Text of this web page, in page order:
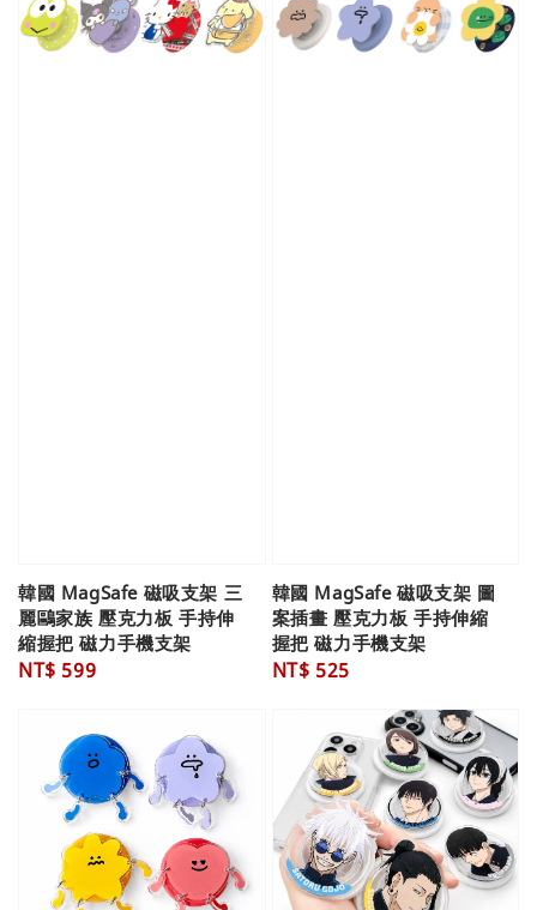
韓國 MagSafe 磁吸支架 三
麗鷗家族 壓克力板 手持伸
縮握把 磁力手機支架
Regular
NT$ 599
韓國 MagSafe 磁吸支架 圖
案插畫 壓克力板 手持伸縮
握把 磁力手機支架
Regular
NT$ 525